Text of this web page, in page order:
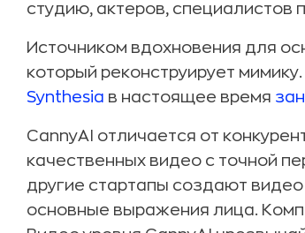
студию, актеров, специалистов
Источником вдохновения для
который реконструирует
Synthesia в настоящее время
CannyAI отличается от
качественных видео с точной
другие стартапы создают
основные выражения лица.